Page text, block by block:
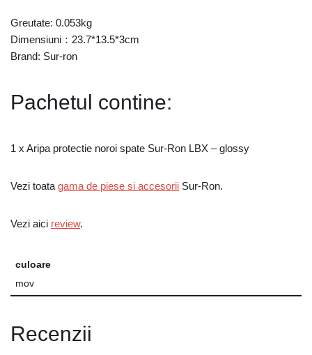
Greutate: 0.053kg
Dimensiuni：23.7*13.5*3cm
Brand: Sur-ron
Pachetul contine:
1 x Aripa protectie noroi spate Sur-Ron LBX – glossy
Vezi toata gama de piese si accesorii Sur-Ron.
Vezi aici review.
culoare
mov
Recenzii